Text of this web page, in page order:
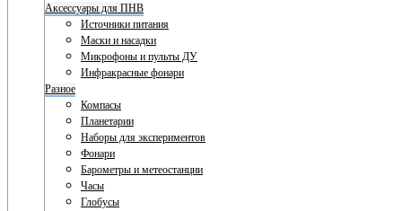
Аксессуары для ПНВ
Источники питания
Маски и насадки
Микрофоны и пульты ДУ
Инфракрасные фонари
Разное
Компасы
Планетарии
Наборы для экспериментов
Фонари
Барометры и метеостанции
Часы
Глобусы